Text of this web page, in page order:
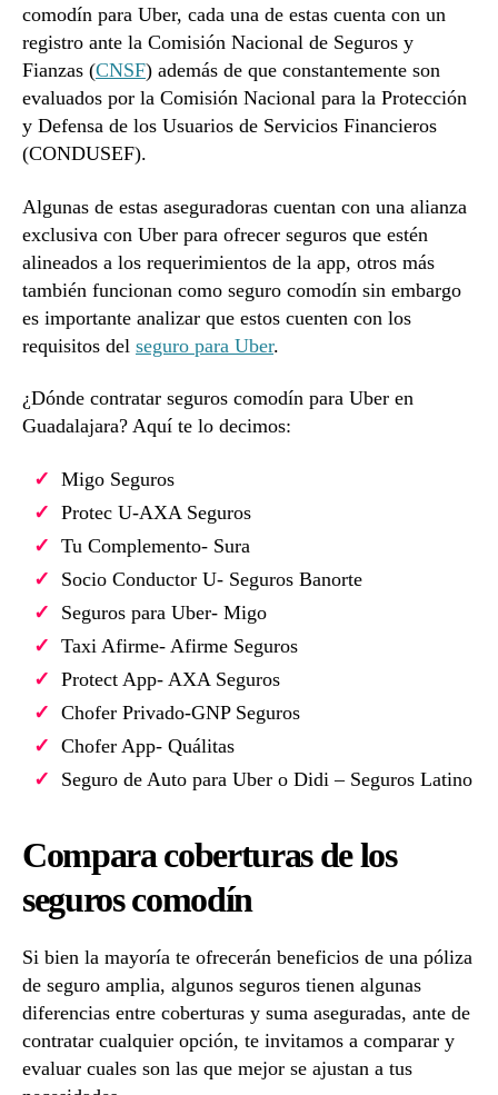
comodín para Uber, cada una de estas cuenta con un
registro ante la Comisión Nacional de Seguros y
Fianzas (CNSF) además de que constantemente son
evaluados por la Comisión Nacional para la Protección
y Defensa de los Usuarios de Servicios Financieros
(CONDUSEF).
Algunas de estas aseguradoras cuentan con una alianza
exclusiva con Uber para ofrecer seguros que estén
alineados a los requerimientos de la app, otros más
también funcionan como seguro comodín sin embargo
es importante analizar que estos cuenten con los
requisitos del seguro para Uber.
¿Dónde contratar seguros comodín para Uber en
Guadalajara? Aquí te lo decimos:
Migo Seguros
Protec U-AXA Seguros
Tu Complemento- Sura
Socio Conductor U- Seguros Banorte
Seguros para Uber- Migo
Taxi Afirme- Afirme Seguros
Protect App- AXA Seguros
Chofer Privado-GNP Seguros
Chofer App- Quálitas
Seguro de Auto para Uber o Didi – Seguros Latino
Compara coberturas de los
seguros comodín
Si bien la mayoría te ofrecerán beneficios de una póliza
de seguro amplia, algunos seguros tienen algunas
diferencias entre coberturas y suma aseguradas, ante de
contratar cualquier opción, te invitamos a comparar y
evaluar cuales son las que mejor se ajustan a tus